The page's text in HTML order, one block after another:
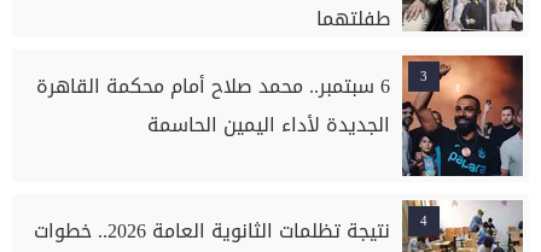
طفلتهما
3
6 سبتمبر.. محمد صلاح أمام محكمة القاهرة
الجديدة لأداء اليمين الحاسمة
4
نتيجة تظلمات الثانوية العامة 2026.. خطوات